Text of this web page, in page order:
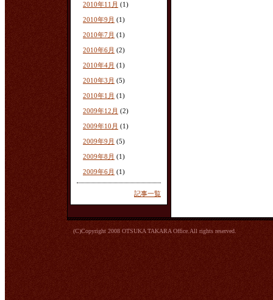
2010年11月 (1)
2010年9月 (1)
2010年7月 (1)
2010年6月 (2)
2010年4月 (1)
2010年3月 (5)
2010年1月 (1)
2009年12月 (2)
2009年10月 (1)
2009年9月 (5)
2009年8月 (1)
2009年6月 (1)
記事一覧
(C)Copyright 2008 OTSUKA TAKARA Office.All rights reserved.